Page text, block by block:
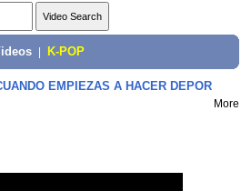
K-POP
EMPIEZAS A HACER DEPOR
More